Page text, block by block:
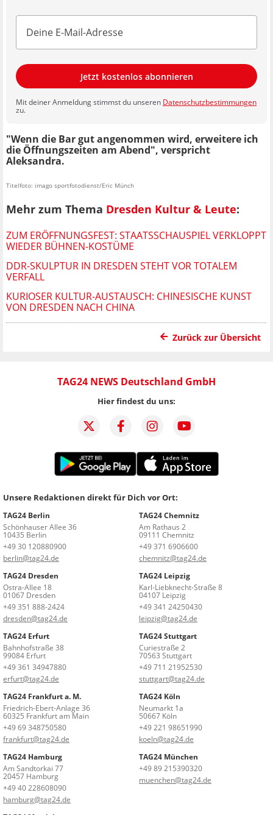
Jetzt kostenlos abonnieren
Mit deiner Anmeldung stimmst du unseren Datenschutzbestimmungen
zu.
"Wenn die Bar gut angenommen wird, erweitere ich
die Öffnungszeiten am Abend", verspricht
Aleksandra.
Titelfoto: imago sportfotodienst/Eric Münch
Mehr zum Thema Dresden Kultur & Leute:
ZUM ERÖFFNUNGSFEST: STAATSSCHAUSPIEL VERKLOPPT
WIEDER BÜHNEN-KOSTÜME
DDR-SKULPTUR IN DRESDEN STEHT VOR TOTALEM
VERFALL
KURIOSER KULTUR-AUSTAUSCH: CHINESISCHE KUNST
VON DRESDEN NACH CHINA
Zurück zur Übersicht
TAG24 NEWS Deutschland GmbH
Hier findest du uns:
Unsere Redaktionen direkt für Dich vor Ort:
TAG24 Berlin
Schönhauser Allee 36
10435 Berlin
+49 30 120880900
berlin@tag24.de
TAG24 Chemnitz
Am Rathaus 2
09111 Chemnitz
+49 371 6906600
chemnitz@tag24.de
TAG24 Dresden
Ostra-Allee 18
01067 Dresden
+49 351 888-2424
dresden@tag24.de
TAG24 Leipzig
Karl-Liebknecht-Straße 8
04107 Leipzig
+49 341 24250430
leipzig@tag24.de
TAG24 Erfurt
Bahnhofstraße 38
99084 Erfurt
+49 361 34947880
erfurt@tag24.de
TAG24 Stuttgart
Curiestraße 2
70563 Stuttgart
+49 711 21952530
stuttgart@tag24.de
TAG24 Frankfurt a. M.
Friedrich-Ebert-Anlage 36
60325 Frankfurt am Main
+49 69 348750580
frankfurt@tag24.de
TAG24 Köln
Neumarkt 1a
50667 Köln
+49 221 98651990
koeln@tag24.de
TAG24 Hamburg
Am Sandtorkai 77
20457 Hamburg
+49 40 228608090
hamburg@tag24.de
TAG24 München
+49 89 215390320
muenchen@tag24.de